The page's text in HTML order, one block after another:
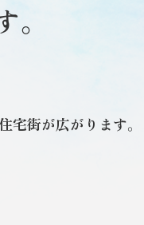
宅街が広がります。